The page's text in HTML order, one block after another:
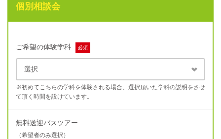
個別相談会
ご希望の体験学科 必須
※初めてこちらの学科を体験される場合、選択頂いた学科の説明をさせ
て頂く時間を設けています。
無料送迎バスツアー
（希望者のみ選択）